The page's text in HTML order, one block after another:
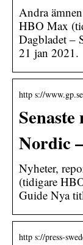
Andra
HBO Max
Dagbladet –
21 jan 2021.
http s://
Nordic
Nyheter,
(tidigare
Guide Nya
http s://press-